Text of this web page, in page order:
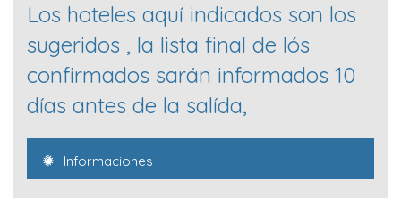
Los hoteles aquí indicados son los
sugeridos , la lista final de lós
confirmados sarán informados 10
días antes de la salída,
Informaciones